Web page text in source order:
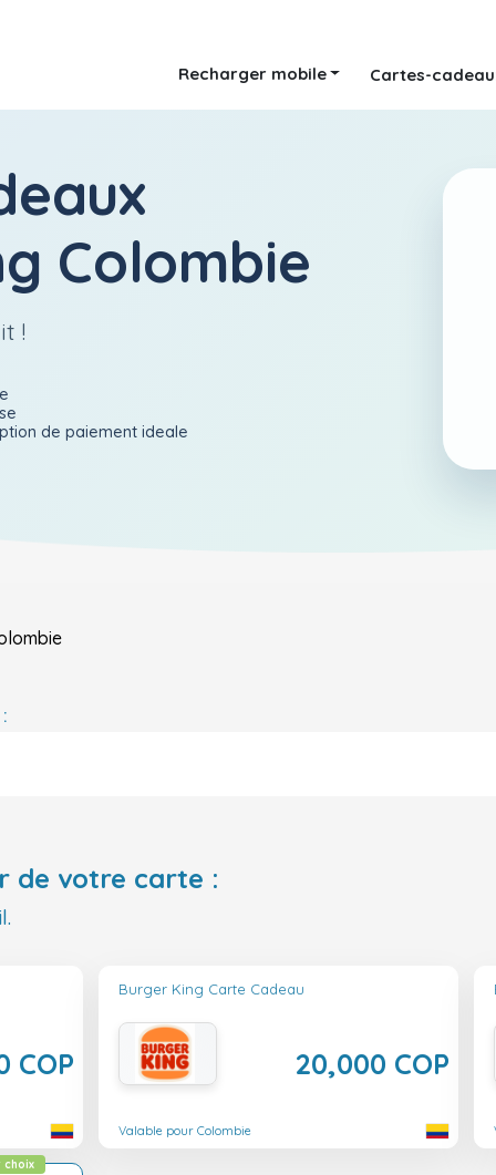
Recharger mobile Cartes-
Colombie
!
de paiement ideale
de votre carte :
COP
Burger King Carte Cadeau
20,000 COP
Valable pour Colombie
choix